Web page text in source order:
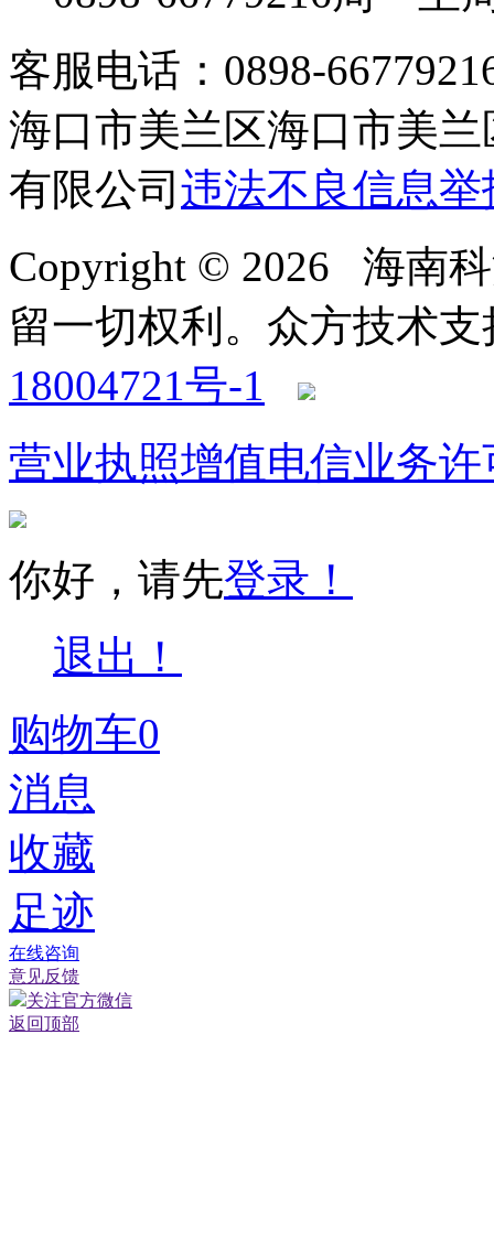
客服电话：0898-
海口市美兰区海口市美
有限公司 违法不良信息举
Copyright © 2026 海南
留一切权利。 众方技术支
18004721号-1
营业执照增值电信业务许
你好，请先登录！
退出！
购物车0
消息
收藏
足迹
在线咨询
意见反馈
关注官方微信
返回顶部